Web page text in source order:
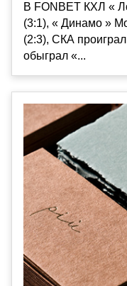
В FONBET КХЛ «
(3:1), « Динамо »
(2:3), СКА
обыграл «...